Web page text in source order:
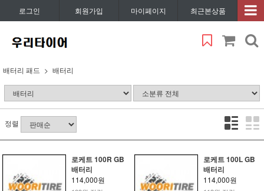
로그인 회원가입 마이페이지 최근본상품
배터리 패드 배터리
정렬
로케트 100R GB
배터리
114,000원
로케트 100L GB
배터리
114,000원